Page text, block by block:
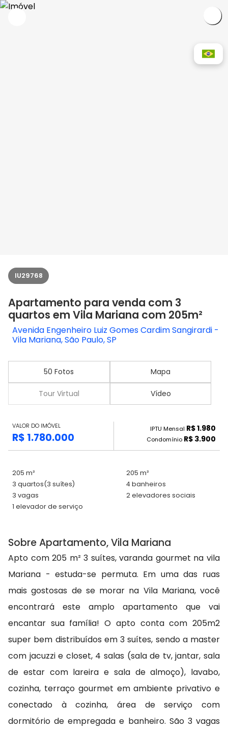
IU29768
Apartamento para venda com 3
quartos em Vila Mariana com 205m²
Avenida Engenheiro Luiz Gomes Cardim Sangirardi -
Vila Mariana, São Paulo, SP
50 Fotos Mapa
Tour Virtual Vídeo
VALOR DO IMÓVEL
R$ 1.780.000
IPTU Mensal R$ 1.980
Condomínio R$ 3.900
205 m²
205 m²
3 quartos(3 suítes)
4 banheiros
3 vagas
2 elevadores sociais
1 elevador de serviço
Sobre Apartamento, Vila Mariana
Apto com 205 m² 3 suítes, varanda gourmet na vila
Mariana - estuda-se permuta. Em uma das ruas
mais gostosas de se morar na Vila Mariana, você
encontrará este amplo apartamento que vai
encantar sua família! O apto conta com 205m2
super bem distribuídos em 3 suítes, sendo a master
com jacuzzi e closet, 4 salas (sala de tv, jantar, sala
de estar com lareira e sala de almoço), lavabo,
cozinha, terraço gourmet em ambiente privativo e
conectado à cozinha, área de serviço com
dormitório de empregada e banheiro. São 3 vagas